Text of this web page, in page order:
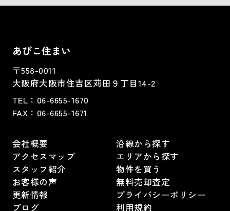
あびこ住まい
〒558-0011
大阪府大阪市住吉区苅田９丁目14-2
TEL： 06-6655-1670
FAX： 06-6655-1671
会社概要
アクセスマップ
スタッフ紹介
お客様の声
更新情報
ブログ
沿線から探す
エリアから探す
物件を買う
無料売却査定
プライバシーポリシー
利用規約